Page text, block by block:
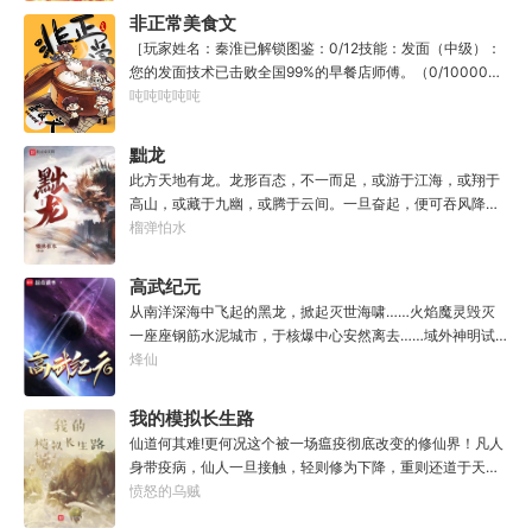
人毕生难以触摸的天花板，敢与诸子百家圣人争道。精智
计，察人心，演绎兵法三十六计，弹指间可换一国之君。不
知者谓他情种，知他者，言他为真性情。
非正常美食文
［玩家姓名：秦淮已解锁图鉴：0/12技能：发面（中级）：
您的发面技术已击败全国99%的早餐店师傅。（0/10000）
调馅（高级）：您的调馅水平已击败全国100%的早餐店师
的那一刻，美食文主角迎来了他加载成功的系统。秦淮：美
食文，早说呀，这个他熟！后来——秦淮发现这好像不是个
单纯的美食文系统。好像还加了些奇奇怪怪的东西。连带着
他看邻居、朋友、客人、员工都不太像人……不过没事。遇
事不决，先吃一口！.游戏说明：1.本游戏自由度极高，请玩
力解锁图鉴。3.一切解释归游戏所有。
吨吨吨吨吨
黜龙
此方天地有龙。龙形百态，不一而足，或游于江海，或翔于
高山，或藏于九幽，或腾于云间。一旦奋起，便可吞风降
雪，引江划河，落雷喷火，分山避海。此处人间也有龙。人
之志。一时机发，便可翻云覆雨，决势分野，定鼎问道，证
位成龙。作为一个迷路的穿越者，张行一开始也想成龙，但
后来，他发现这个行当卷的太厉害了，就决定改行，去黜落
群龙。所谓行尽天下路，使天地处处通，黜遍天下龙，使世
间人人可为龙。
榴弹怕水
高武纪元
从南洋深海中飞起的黑龙，掀起灭世海啸……火焰魔灵毁灭
一座座钢筋水泥城市，于核爆中心安然离去……域外神明试
图统治整片星海……这是人类科技高度发达的未来世界。也
源，心怀能观想星海的奇异神宫，在这个世界艰难前行。多
年以后。“我现在的飞行速度是122682米/每秒，力量爆发
是……”李源在距蓝星表层约180公里的大气层中极速飞行，
冰冷眸子盯着昏暗虚空尽头那条形似神话传说中神龙的庞然
大物：“你，应该是所有入侵半神生命体中最强的一个
烽仙
我的模拟长生路
仙道何其难!更何况这个被一场瘟疫彻底改变的修仙界！凡人
身带疫病，仙人一旦接触，轻则修为下降，重则还道于天，
于是仙凡永隔；仙法不可同修，整个修仙界成为了一个巨大
愤怒的乌贼